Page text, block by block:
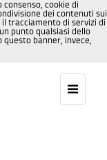
cookie di
dei contenuti sui
tracciamento di servizi di
punto qualsiasi dello
questo banner, invece,